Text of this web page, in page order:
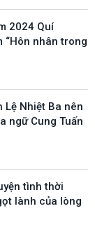
2024 Quí
“Hôn nhân trong
Lệ Nhiệt Ba nên
ngữ Cung Tuấn
tình thời
lành của lòng